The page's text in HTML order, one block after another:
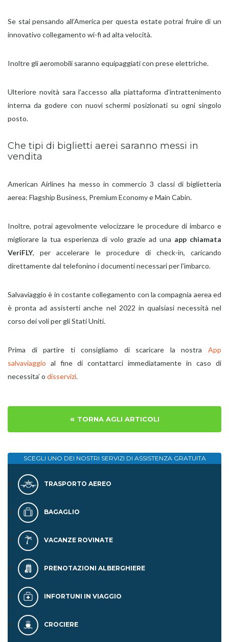
Se stai pensando all’America per questa estate potrai fruire di un
innovativo collegamento wi-fi ad alta velocità.
Inoltre gli aeromobili saranno equipaggiati con prese elettriche.
Ulteriore novità sara l’accesso alla piattaforma d’intrattenimento
interna da godere con nuovi schermi posizionati su ogni singolo
posto.
Che tipi di biglietti aerei saranno messi in
vendita
American Airlines ha messo in commercio 3 classi di biglietteria
aerea: Flagship Business, Premium Economy e Main Cabin.
Inoltre, potrai agevolmente velocizzare le procedure di imbarco e
migliorare la tua esperienza di volo grazie ad una app chiamata
VeriFLY, per accelerare le procedure di check-in, caricando
direttamente dal telefonino i documenti necessari per l’imbarco.
Salvaviaggio è in costante collegamento con la compagnia aerea ed
è pronta ad assisterti anche nel 2022 in qualsiasi necessità nel
corso dei voli per gli Stati Uniti.
Prima di partire ti consigliamo di scaricare la nostra App
salvaviaggio al fine di contattarci immediatamente in caso di
necessita’ o disservizi.
« TORNA AGLI ARTICOLI
SCEGLI UNO DEI NOSTRI SERVIZI DI ASSISTENZA GRATUITA
TRASPORTO AEREO
BAGAGLIO
VACANZE ROVINATE
PRENOTAZIONI ALBERGHIERE
INFORTUNI IN VIAGGIO
CROCIERE